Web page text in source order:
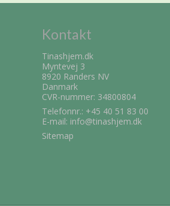
Kontakt
Tinashjem.dk
Myntevej 3
8920 Randers NV
Danmark
CVR-nummer: 34800804
Telefonnr.: +45 40 51 83 00
E-mail: info@tinashjem.dk
Sitemap